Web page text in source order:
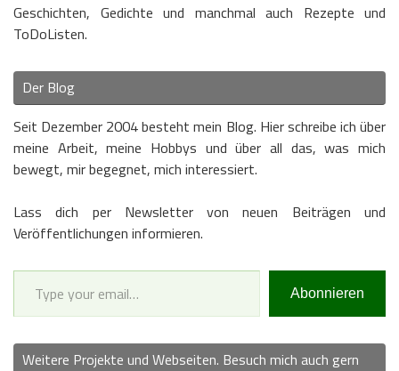
Geschichten, Gedichte und manchmal auch Rezepte und
ToDoListen.
Der Blog
Seit Dezember 2004 besteht mein Blog. Hier schreibe ich über
meine Arbeit, meine Hobbys und über all das, was mich
bewegt, mir begegnet, mich interessiert.
Lass dich per Newsletter von neuen Beiträgen und
Veröffentlichungen informieren.
Type your email…
Abonnieren
Weitere Projekte und Webseiten. Besuch mich auch gern